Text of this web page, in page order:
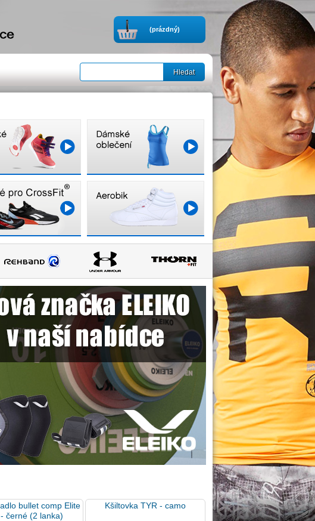
(prázdný)
bullet comp Elite
černé (2 lanka)
Kšiltovka TYR - camo